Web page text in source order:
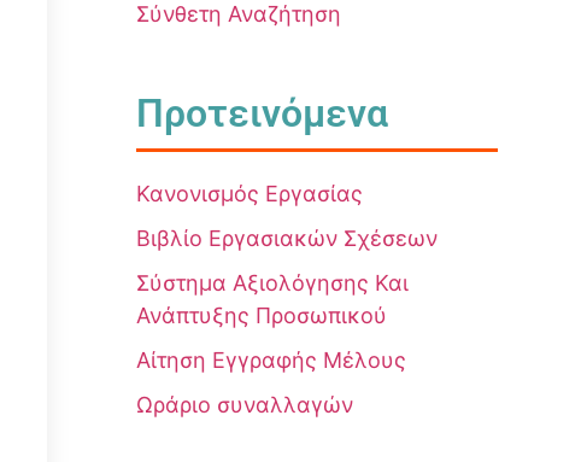
Σύνθετη Αναζήτηση
Προτεινόμενα
Κανονισμός Εργασίας
Βιβλίο Εργασιακών Σχέσεων
Σύστημα Αξιολόγησης Και
Ανάπτυξης Προσωπικού
Αίτηση Εγγραφής Μέλους
Ωράριο συναλλαγών